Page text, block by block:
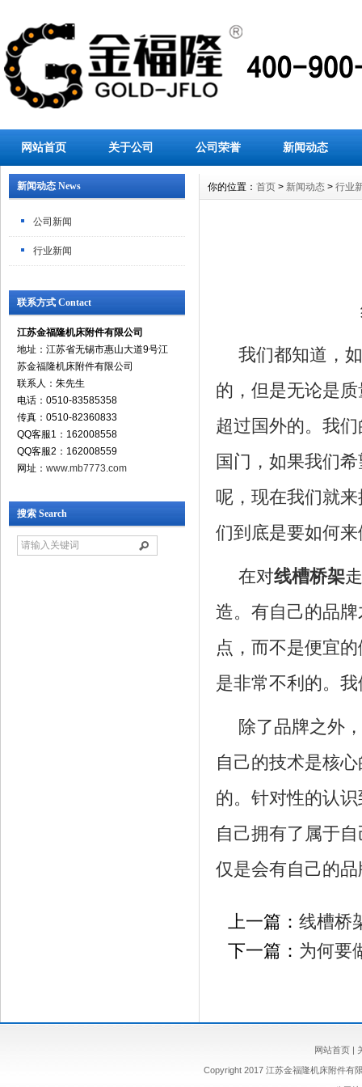
网站首页 关于公司 公司荣誉 新闻动态
新闻动态 News
公司新闻
行业新闻
联系方式 Contact
江苏金福隆机床附件有限公司
地址：江苏省无锡市惠山大道9号江
苏金福隆机床附件有限公司
联系人：朱先生
电话：0510-83585358
传真：0510-82360833
QQ客服1：162008558
QQ客服2：162008559
网址： www.mb7773.com
搜索 Search
你的位置： 首页 > 新闻动态 > 行业
我们都知道，
的，但是无论是
超过国外的。我
国门，如果我们
呢，现在我们就
们到底是要如何
在对线槽桥架
造。有自己的品
点，而不是便宜
是非常不利的。
除了品牌之外，
自己的技术是核
的。针对性的认
自己拥有了属于
仅是会有自己的
上一篇： 线槽桥
下一篇： 为何要
网站首页|
Copyright 2017 江苏金福隆机床附件有